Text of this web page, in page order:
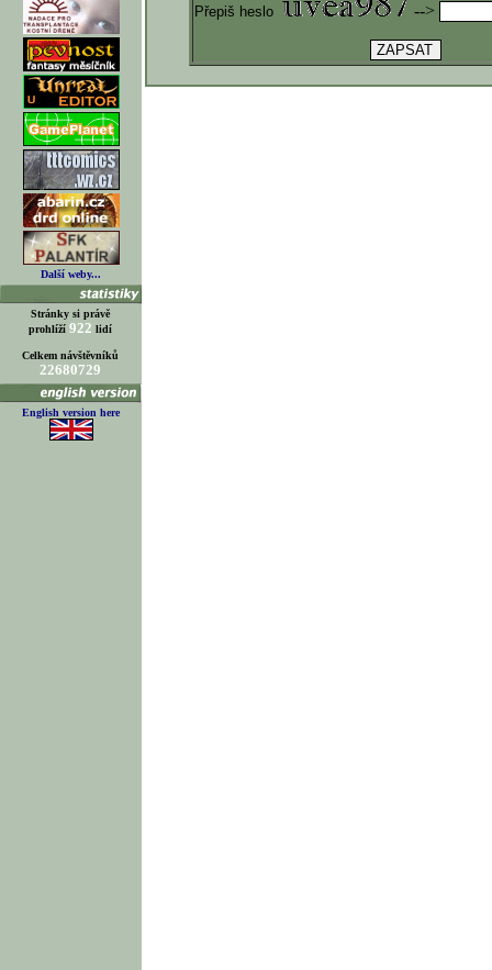
Další weby...
Stránky si právě
prohlíží 922 lidí
Celkem návštěvníků
22680729
English version here
Přepiš heslo -->